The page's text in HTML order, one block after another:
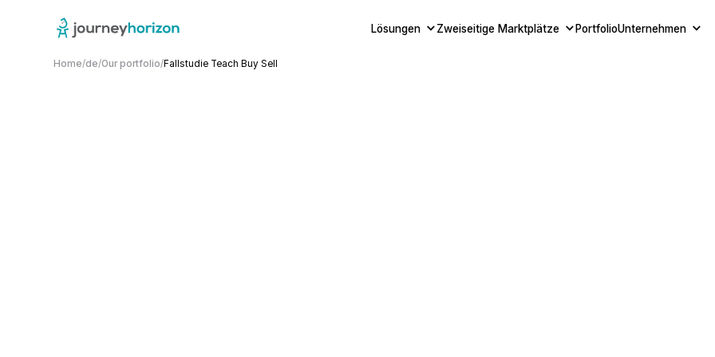
Lösungen Zweiseitige Marktplätze PortfolioUnternehmen
Home/de/Our portfolio/Fallstudie Teach Buy Sell